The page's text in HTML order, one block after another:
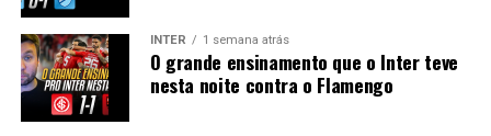
INTER 1 semana atrás
O grande ensinamento que o Inter teve
nesta noite contra o Flamengo